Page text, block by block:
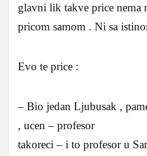
glavni lik takve price nema
pricom samom . Ni sa
Evo te price :
– Bio jedan Ljubusak ,
, ucen – profesor
takoreci – i to profesor u